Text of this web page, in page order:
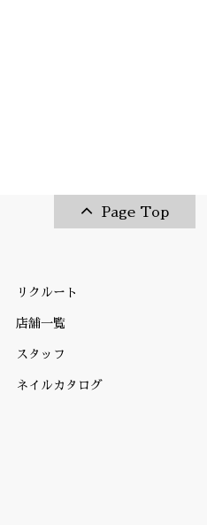
Page Top
リクルート
店舗一覧
スタッフ
ネイルカタログ